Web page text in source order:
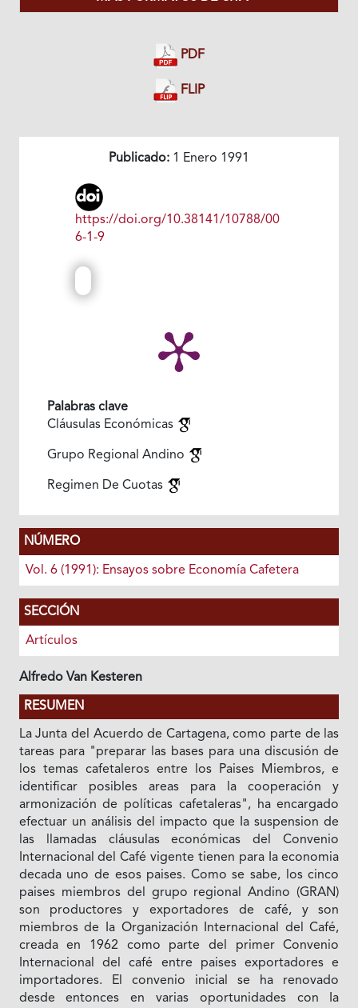
PDF
FLIP
Publicado: 1 Enero 1991
https://doi.org/10.38141/10788/00
6-1-9
Palabras clave
Cláusulas Económicas
Grupo Regional Andino
Regimen De Cuotas
NÚMERO
Vol. 6 (1991): Ensayos sobre Economía Cafetera
SECCIÓN
Artículos
Alfredo Van Kesteren
RESUMEN
La Junta del Acuerdo de Cartagena, como parte de las
tareas para "preparar las bases para una discusión de
los temas cafetaleros entre los Paises Miembros, e
identificar posibles areas para la cooperación y
armonización de políticas cafetaleras", ha encargado
efectuar un análisis del impacto que Ia suspension de
las llamadas cláusulas económicas del Convenio
Internacional del Café vigente tienen para Ia economia
decada uno de esos paises. Como se sabe, los cinco
paises miembros del grupo regional Andino (GRAN)
son productores y exportadores de café, y son
miembros de Ia Organización Internacional del Café,
creada en 1962 como parte del primer Convenio
Internacional del café entre paises exportadores e
importadores. El convenio inicial se ha renovado
desde entonces en varias oportunidades con Ia